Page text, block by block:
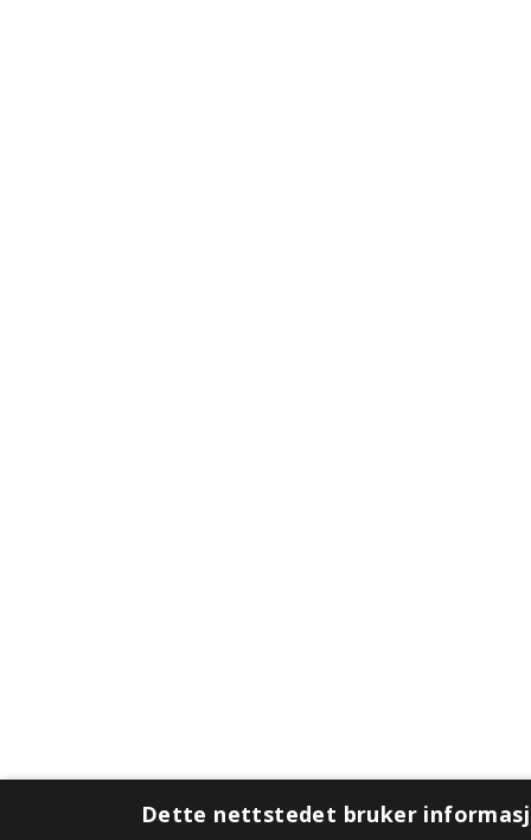
Dette nettstedet bruker